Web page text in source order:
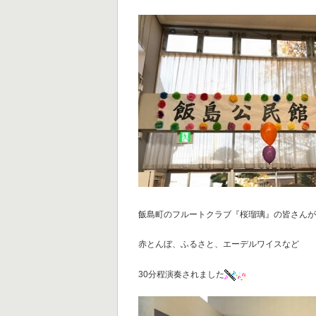
飯島町のフルートクラブ『桜瑠璃』の皆さんが
赤とんぼ、ふるさと、エーデルワイスなど
30分程演奏されました